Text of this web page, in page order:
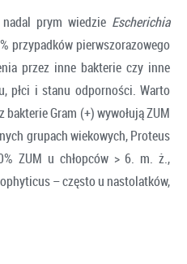
prym wiedzie Escherichia
przypadków pierwszorazowego
przez inne bakterie czy inne
płci i stanu odporności. Warto
Gram (+) wywołują ZUM
grupach wiekowych, Proteus
ZUM u chłopców > 6. m. ż.,
– często u nastolatków,